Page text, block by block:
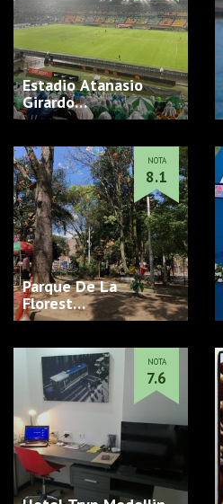
Estadio Atanasio
Girardo…
Parque De La
Florest…
NOTA
8.1
NOTA
7.6